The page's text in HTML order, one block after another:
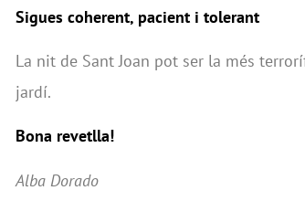
Sigues coherent, pacient i tolerant
La nit de Sant Joan pot ser la més
jardí.
Bona revetlla!
Alba Dorado